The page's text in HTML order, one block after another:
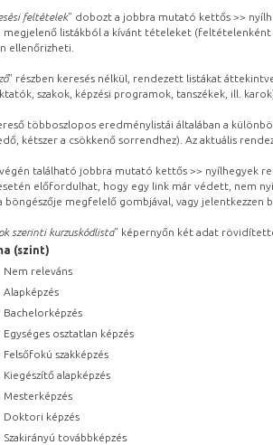
feltételek” dobozt a jobbra mutató kettős >>
listákból a kívánt tételeket (feltételenként
ellenőrizheti.
” részben keresés nélkül, rendezett listákat
szakok, képzési programok, tanszékek, ill.
többoszlopos eredménylistái általában a
kétszer a csökkenő sorrendhez). Az aktuális
található jobbra mutató kettős >> nyílhegyek
előfordulhat, hogy egy link már védett, nem
böngészője megfelelő gombjával, vagy
szerinti kurzuskódlista” képernyőn két adat
(szint)
Nem releváns
Alapképzés
Bachelorképzés
Egységes osztatlan képzés
Felsőfokú szakképzés
Kiegészítő alapképzés
Mesterképzés
Doktori képzés
Szakirányú továbbképzés